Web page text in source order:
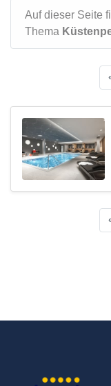
Auf dieser Seite
Thema